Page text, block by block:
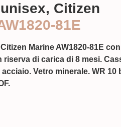
Citizen
81E
Marine AW1820-81E
riserva di carica di 8 mesi.
Vetro minerale. WR 10